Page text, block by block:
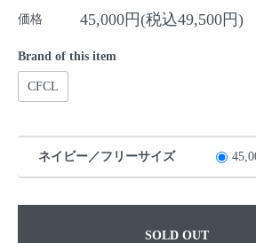
価格
45,000円(税込49,500円)
Brand of this item
CFCL
ネイビー／フリーサイズ
SOLD OUT